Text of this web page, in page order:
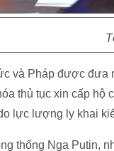
và Pháp được đưa
thủ tục xin cấp
lực lượng ly khai
thống Nga Putin,